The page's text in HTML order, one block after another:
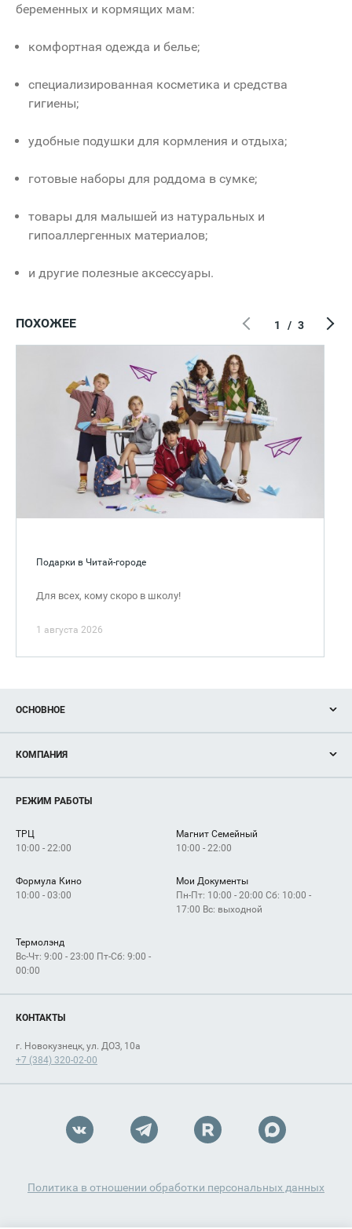
беременных и кормящих мам:
комфортная одежда и белье;
специализированная косметика и средства
гигиены;
удобные подушки для кормления и отдыха;
готовые наборы для роддома в сумке;
товары для малышей из натуральных и
гипоаллергенных материалов;
и другие полезные аксессуары.
ПОХОЖЕЕ
Подарки в Читай-городе
Для всех, кому скоро в школу!
1 августа 2026
1 / 3
ОСНОВНОЕ
Новости
Магазины
Услуги
КОМПАНИЯ
Рекламодателям
Как добраться
РЕЖИМ РАБОТЫ
ТРЦ
10:00 - 22:00
Магнит Семейный
10:00 - 22:00
Формула Кино
10:00 - 03:00
Мои Документы
Пн-Пт: 10:00 - 20:00 Сб: 10:00 -
17:00 Вс: выходной
Термолэнд
Вс-Чт: 9:00 - 23:00 Пт-Сб: 9:00 -
00:00
КОНТАКТЫ
г. Новокузнецк, ул. ДОЗ, 10а
+7 (384) 320-02-00
Политика в отношении обработки персональных данных